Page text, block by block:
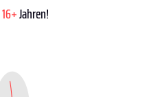
16+Jahren!